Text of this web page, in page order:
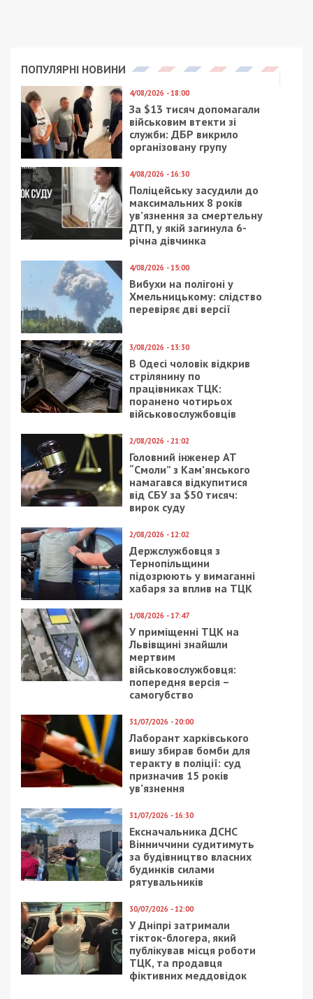
Facebook
Telegram
Twitter
WhatsApp
ViberEmail
Категории:Суспільство
Россией
Рекламні блоки дають нам змогу
залишатися незалежними ЗМІ, а вам -
отримувати найсвіжіші новини під ними.
Приєднуйтесь також до 49000 в Google News. Слідкуйте
за останніми новинами!
Читайте також
Предыдущая статья:
В Украине запустили Telegram-бот для
проверки новостей на правдивость
Следующая статья:
ВСУ успешно сдерживают врага и ведут
контратаки – Генштаб
СУСПІЛЬСТВО
19/12/2018 - 11:25
В Днепре мужчина
упал в
канализационный люк
и получил травмы:
видео
4/11/2024 - 12:00
колишнього директора
шахти, який заборгував
шахтарям понад 1,5
млн зарплати
Коронавирус в мире: в
Эстонии усилили
карантин
В Днепре раненый
живодером кот гниет
заживо: видео